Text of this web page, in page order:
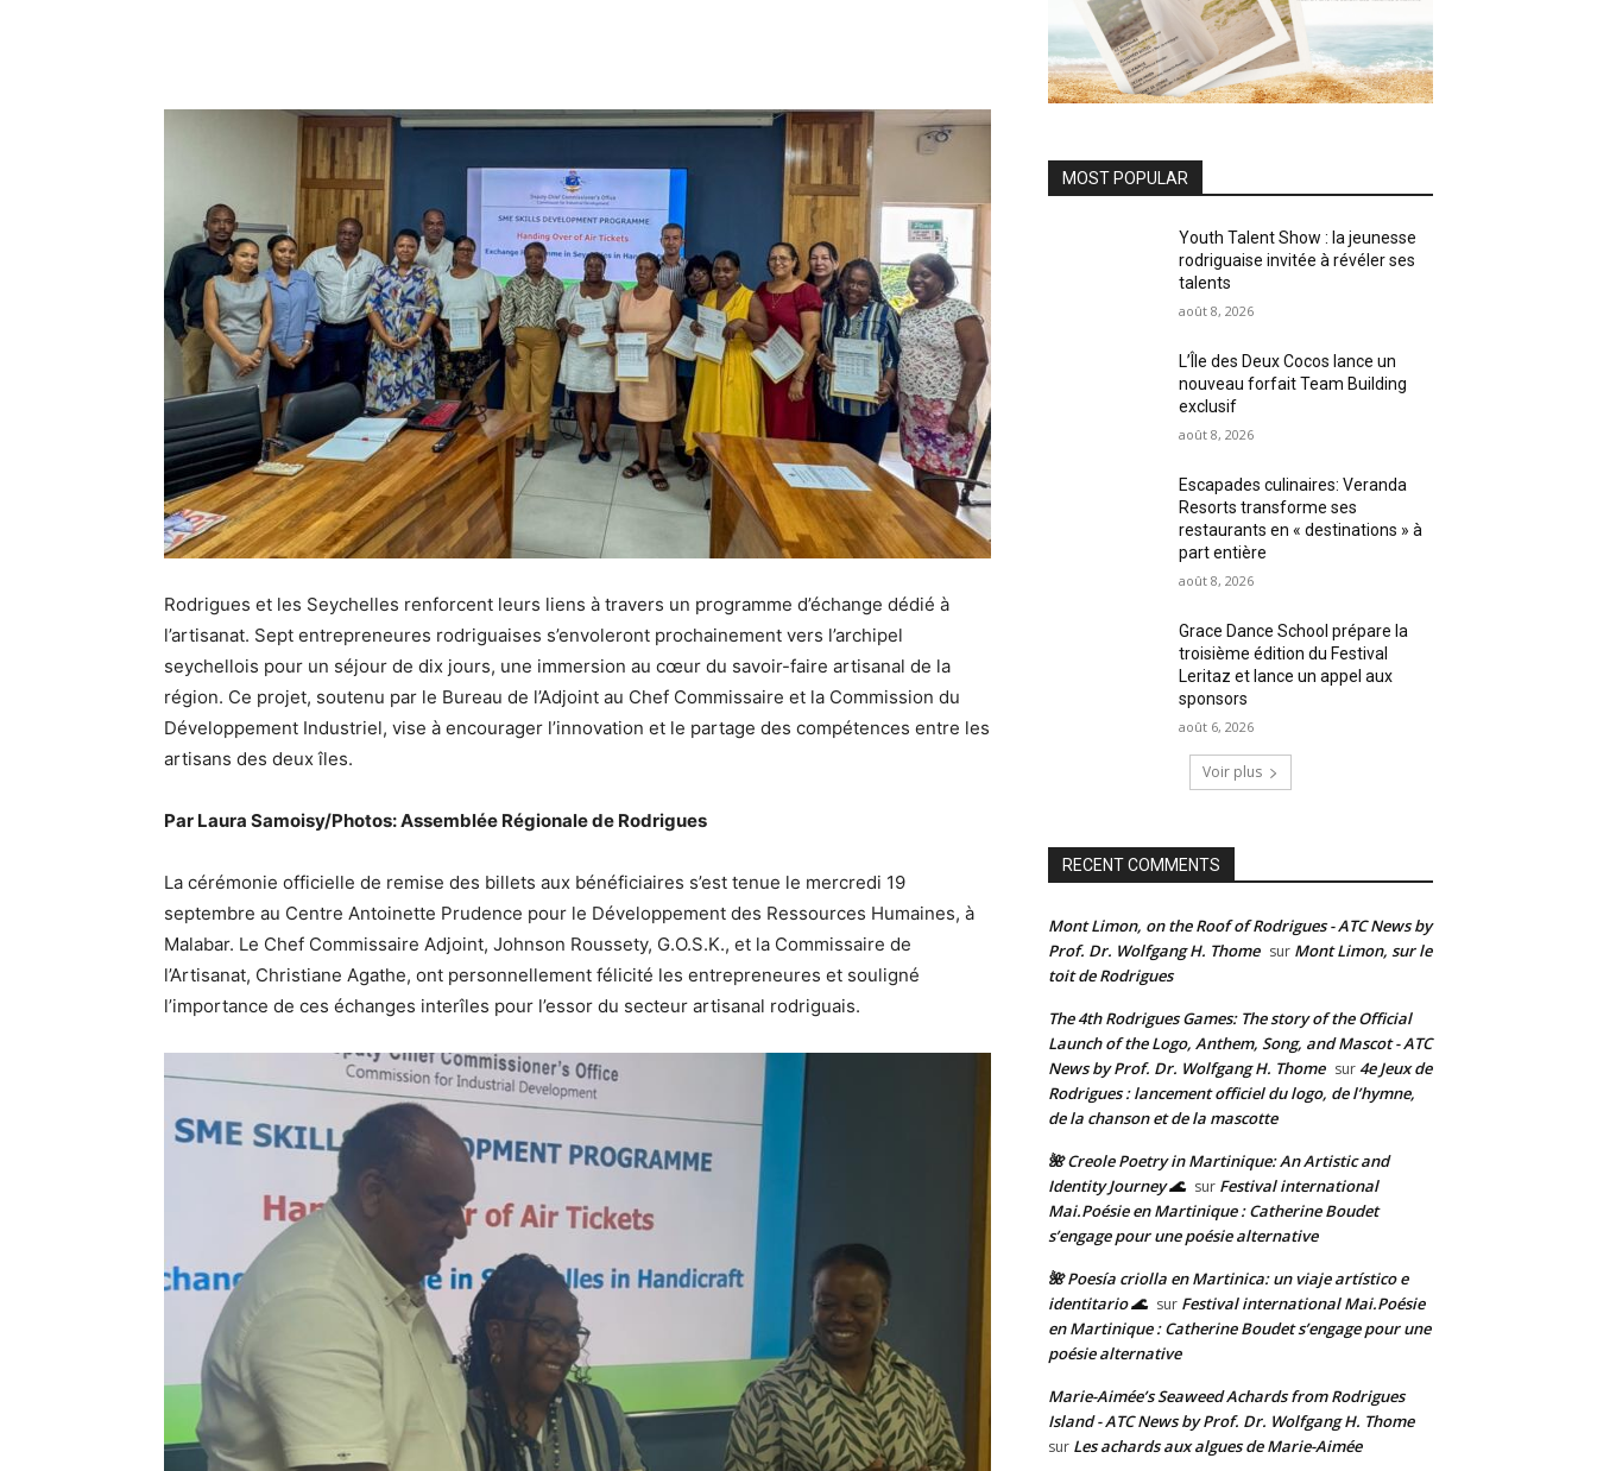
Rodrigues et les Seychelles renforcent leurs liens à travers un programme d’échange dédié à
l’artisanat. Sept entrepreneures rodriguaises s’envoleront prochainement vers l’archipel
seychellois pour un séjour de dix jours, une immersion au cœur du savoir-faire artisanal de la
région. Ce projet, soutenu par le Bureau de l’Adjoint au Chef Commissaire et la Commission du
Développement Industriel, vise à encourager l’innovation et le partage des compétences entre les
artisans des deux îles.
Par Laura Samoisy/Photos: Assemblée Régionale de Rodrigues
La cérémonie officielle de remise des billets aux bénéficiaires s’est tenue le mercredi 19
septembre au Centre Antoinette Prudence pour le Développement des Ressources Humaines, à
Malabar. Le Chef Commissaire Adjoint, Johnson Roussety, G.O.S.K., et la Commissaire de
l’Artisanat, Christiane Agathe, ont personnellement félicité les entrepreneures et souligné
l’importance de ces échanges interîles pour l’essor du secteur artisanal rodriguais.
MOST POPULAR
Youth Talent Show : la jeunesse
rodriguaise invitée à révéler ses
talents
août 8, 2026
L’Île des Deux Cocos lance un
nouveau forfait Team Building
exclusif
août 8, 2026
Escapades culinaires: Veranda
Resorts transforme ses
restaurants en « destinations » à
part entière
août 8, 2026
Grace Dance School prépare la
troisième édition du Festival
Leritaz et lance un appel aux
sponsors
août 6, 2026
Voir plus
RECENT COMMENTS
Mont Limon, on the Roof of Rodrigues - ATC News by
Prof. Dr. Wolfgang H. Thome sur Mont Limon, sur le
toit de Rodrigues
The 4th Rodrigues Games: The story of the Official
Launch of the Logo, Anthem, Song, and Mascot - ATC
News by Prof. Dr. Wolfgang H. Thome sur4e Jeux de
Rodrigues : lancement officiel du logo, de l’hymne,
de la chanson et de la mascotte
🌺 Creole Poetry in Martinique: An Artistic and
Identity Journey 🌊 sur Festival international
Mai.Poésie en Martinique : Catherine Boudet
s’engage pour une poésie alternative
🌺 Poesía criolla en Martinica: un viaje artístico e
identitario 🌊 sur Festival international Mai.Poésie
en Martinique : Catherine Boudet s’engage pour une
poésie alternative
Marie-Aimée’s Seaweed Achards from Rodrigues
Island - ATC News by Prof. Dr. Wolfgang H. Thome
sur Les achards aux algues de Marie-Aimée